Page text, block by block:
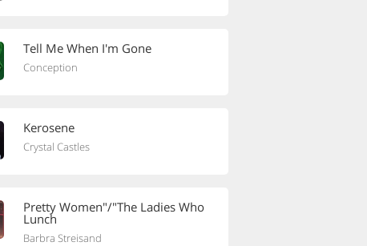
Tell Me When I'm Gone
Conception
Kerosene
Crystal Castles
Pretty Women"/"The Ladies Who
Lunch
Barbra Streisand